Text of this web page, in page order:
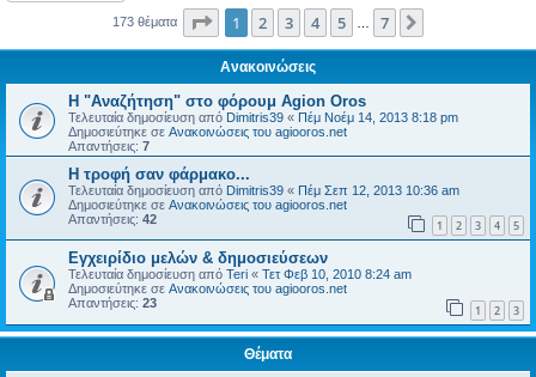
173 θέματα Σελίδα από7
1 2 3 4 5 7
Ανακοινώσεις
Η "Αναζήτηση" στο φόρουμ Agion Oros
Τελευταία δημοσίευση από Dimitris39 « Πέμ Νοέμ 14, 2013 8:18 pm
Δημοσιεύτηκε σε Ανακοινώσεις του agiooros.net
Απαντήσεις: 7
H τροφή σαν φάρμακο...
Τελευταία δημοσίευση από Dimitris39 « Πέμ Σεπ 12, 2013 10:36 am
Δημοσιεύτηκε σε Ανακοινώσεις του agiooros.net
Απαντήσεις: 42 1 2 3 4 5
Εγχειρίδιο μελών & δημοσιεύσεων
Τελευταία δημοσίευση από Teri « Τετ Φεβ 10, 2010 8:24 am
Δημοσιεύτηκε σε Ανακοινώσεις του agiooros.net
Απαντήσεις: 23 1 2 3
Θέματα